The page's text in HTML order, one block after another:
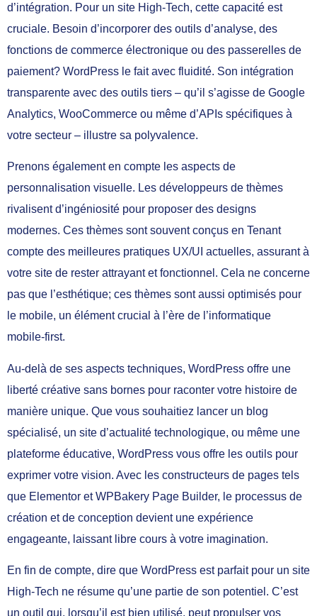
d’intégration. Pour un site High-Tech, cette capacité est
cruciale. Besoin d’incorporer des outils d’analyse, des
fonctions de commerce électronique ou des passerelles de
paiement? WordPress le fait avec fluidité. Son intégration
transparente avec des outils tiers – qu’il s’agisse de Google
Analytics, WooCommerce ou même d’APIs spécifiques à
votre secteur – illustre sa polyvalence.
Prenons également en compte les aspects de
personnalisation visuelle. Les développeurs de thèmes
rivalisent d’ingéniosité pour proposer des designs
modernes. Ces thèmes sont souvent conçus en Tenant
compte des meilleures pratiques UX/UI actuelles, assurant à
votre site de rester attrayant et fonctionnel. Cela ne concerne
pas que l’esthétique; ces thèmes sont aussi optimisés pour
le mobile, un élément crucial à l’ère de l’informatique
mobile-first.
Au-delà de ses aspects techniques, WordPress offre une
liberté créative sans bornes pour raconter votre histoire de
manière unique. Que vous souhaitiez lancer un blog
spécialisé, un site d’actualité technologique, ou même une
plateforme éducative, WordPress vous offre les outils pour
exprimer votre vision. Avec les constructeurs de pages tels
que Elementor et WPBakery Page Builder, le processus de
création et de conception devient une expérience
engageante, laissant libre cours à votre imagination.
En fin de compte, dire que WordPress est parfait pour un site
High-Tech ne résume qu’une partie de son potentiel. C’est
un outil qui, lorsqu’il est bien utilisé, peut propulser vos